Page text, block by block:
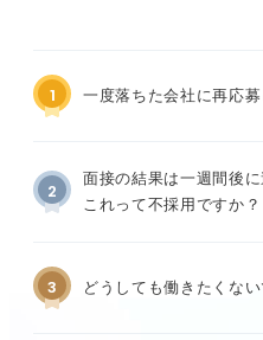
1 一度落ちた会社に再応
2
面接の結果は一週間後
これって不採用ですか？
3 どうしても働きたくな